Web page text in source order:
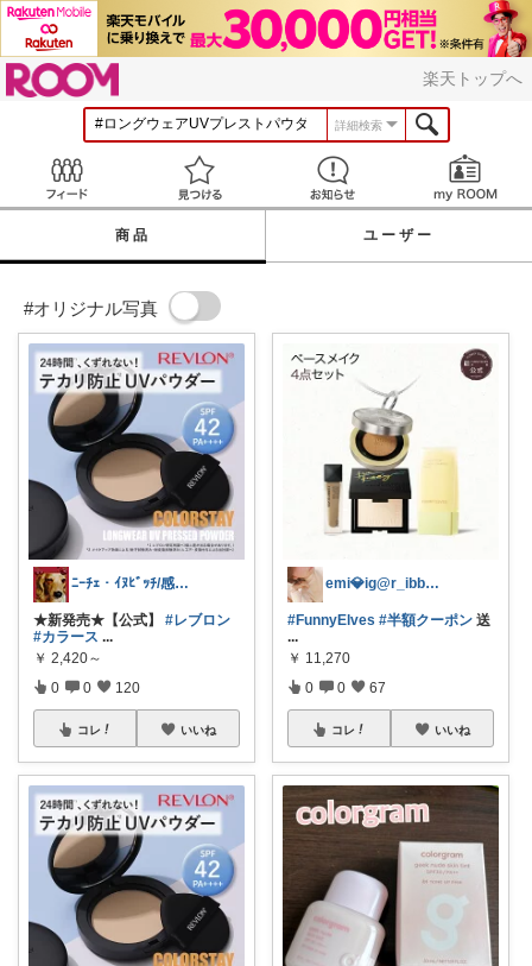
楽天トップへ
詳細検索
見つける お知らせ
商品 ユーザー
#オリジナル写真
ﾆｰﾁｪ・ｲﾇﾋﾞｯﾁ/感謝✨主に購入
★新発売★【公式】 #レブロン
#カラース ...
￥ 2,420～
0 0 120
コレ いいね
emi💎ig@r_ibbon_💍💎
#FunnyElves #半額クーポン 送
...
￥ 11,270
0 0 67
コレ いいね